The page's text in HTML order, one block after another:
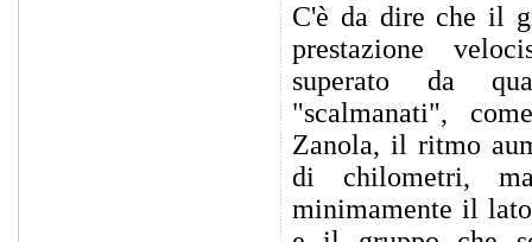
C'è da dire che il
prestazione
superato da
"scalmanati",
Zanola, il ritmo
di chilometri,
minimamente il